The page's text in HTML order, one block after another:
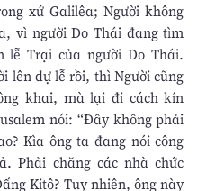
xứ Galilêa; Người không
vì người Do Thái đang tìm
lễ Trại của người Do Thái.
lên dự lễ rồi, thì Người cũng
khai, mà lại đi cách kín
nói: “Ðây không phải
Kìa ông ta đang nói công
Phải chăng các nhà chức
Kitô? Tuy nhiên, ông này